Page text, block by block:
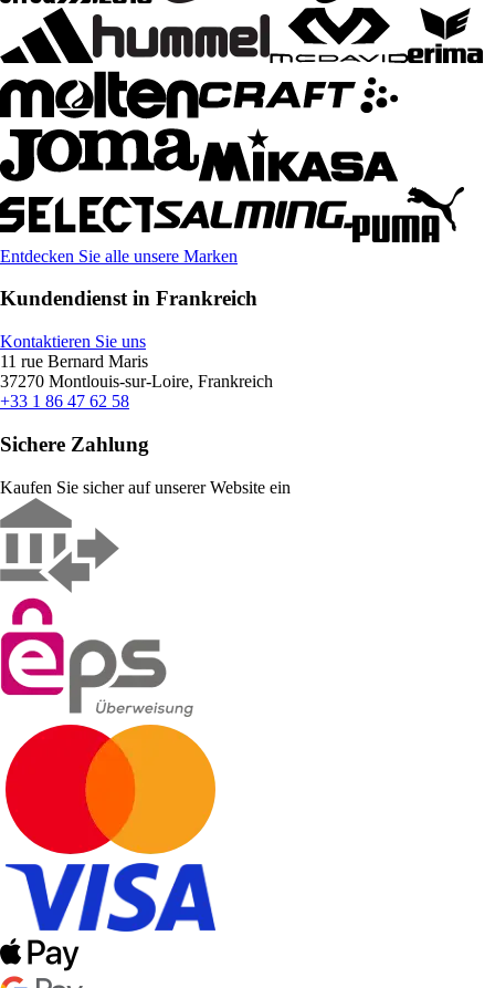
Entdecken Sie alle unsere Marken
Kundendienst in Frankreich
Kontaktieren Sie uns
11 rue Bernard Maris
37270 Montlouis-sur-Loire, Frankreich
+33 1 86 47 62 58
Sichere Zahlung
Kaufen Sie sicher auf unserer Website ein